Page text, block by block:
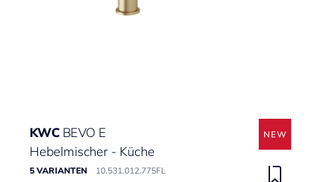
KWC BEVO E
Hebelmischer - Küche
5 VARIANTEN 10.531.012.775FL